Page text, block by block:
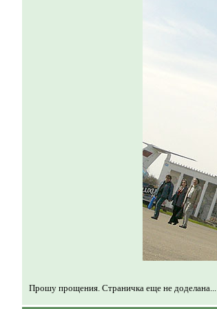
Прошу прощения. Страничка еще не доделана...